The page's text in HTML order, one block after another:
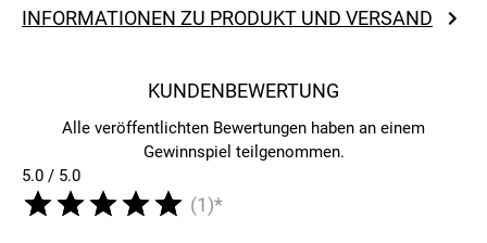
INFORMATIONEN ZU PRODUKT UND VERSAND
KUNDENBEWERTUNG
Alle veröffentlichten Bewertungen haben an einem
Gewinnspiel teilgenommen.
5.0 / 5.0
(1)*